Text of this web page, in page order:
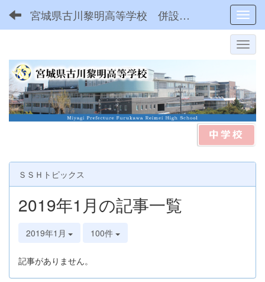
宮城県古川黎明高等学校 併設型中高一貫
ＳＳＨトピックス
2019年1月の記事一覧
2019年1月 100件
記事がありません。